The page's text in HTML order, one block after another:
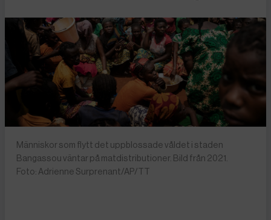
Människor som flytt det uppblossade våldet i staden
Bangassou väntar på matdistributioner. Bild från 2021.
Foto: Adrienne Surprenant/AP/TT